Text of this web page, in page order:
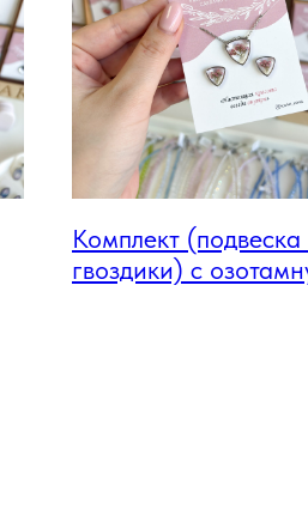
Комплект (подвеска
гвоздики) с